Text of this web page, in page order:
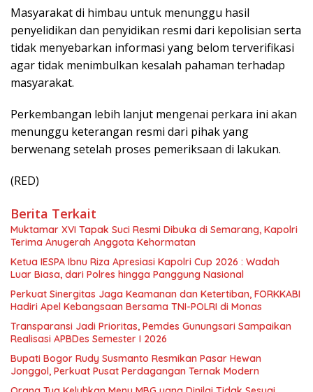
Masyarakat di himbau untuk menunggu hasil
penyelidikan dan penyidikan resmi dari kepolisian serta
tidak menyebarkan informasi yang belom terverifikasi
agar tidak menimbulkan kesalah pahaman terhadap
masyarakat.
Perkembangan lebih lanjut mengenai perkara ini akan
menunggu keterangan resmi dari pihak yang
berwenang setelah proses pemeriksaan di lakukan.
(RED)
Berita Terkait
Muktamar XVI Tapak Suci Resmi Dibuka di Semarang, Kapolri
Terima Anugerah Anggota Kehormatan
Ketua IESPA Ibnu Riza Apresiasi Kapolri Cup 2026 : Wadah
Luar Biasa, dari Polres hingga Panggung Nasional
Perkuat Sinergitas Jaga Keamanan dan Ketertiban, FORKKABI
Hadiri Apel Kebangsaan Bersama TNI-POLRI di Monas
Transparansi Jadi Prioritas, Pemdes Gunungsari Sampaikan
Realisasi APBDes Semester I 2026
Bupati Bogor Rudy Susmanto Resmikan Pasar Hewan
Jonggol, Perkuat Pusat Perdagangan Ternak Modern